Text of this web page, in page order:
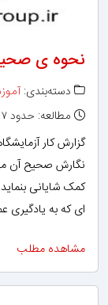
نحوه ی
دسته‌بندی:
مطالعه: حدود ۷ دقیقه
گزارش کار
نگارش صحیح آن
کمک شایانی
ای که به یادگیری
مشاهده مطلب